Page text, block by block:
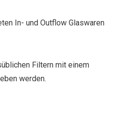
In- und Outflow Glaswaren
Filtern mit einem
werden.